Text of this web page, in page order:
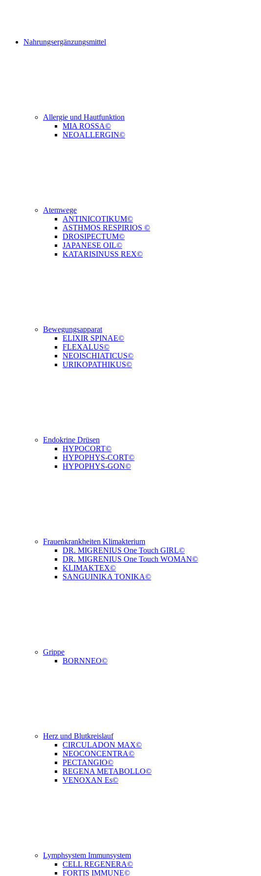
Nahrungsergänzungsmittel
Allergie und Hautfunktion
MIA ROSSA©
NEOALLERGIN©
Atemwege
ANTINICOTIKUM©
ASTHMOS RESPIRIOS ©
DROSIPECTUM©
JAPANESE OIL©
KATARISINUSS REX©
Bewegungsapparat
ELIXIR SPINAE©
FLEXALUS©
NEOISCHIATICUS©
URIKOPATHIKUS©
Endokrine Drüsen
HYPOCORT©
HYPOPHYS-CORT©
HYPOPHYS-GON©
Frauenkrankheiten Klimakterium
DR. MIGRENIUS One Touch GIRL©
DR. MIGRENIUS One Touch WOMAN©
KLIMAKTEX©
SANGUINIKA TONIKA©
Grippe
BORNNEO©
Herz und Blutkreislauf
CIRCULADON MAX©
NEOCONCENTRA©
PECTANGIO©
REGENA METABOLLO©
VENOXAN Es©
Lymphsystem Immunsystem
CELL REGENERA©
FORTIS IMMUNE©